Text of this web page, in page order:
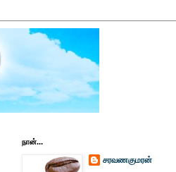
நான்...
சரவணகுமரன்